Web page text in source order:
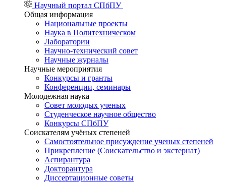
Научный портал СПбПУ
Общая информация
Национальные проекты
Наука в Политехническом
Лаборатории
Научно-технический совет
Научные журналы
Научные мероприятия
Конкурсы и гранты
Конференции, семинары
Молодежная наука
Совет молодых ученых
Студенческое научное общество
Конкурсы СПбПУ
Соискателям учёных степеней
Самостоятельное присуждение ученых степеней
Прикрепление (Соискательство и экстернат)
Аспирантура
Докторантура
Диссертационные советы